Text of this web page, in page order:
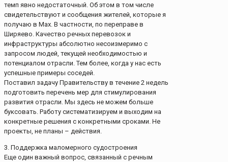
темп явно недостаточный. Об этом в том числе
свидетельствуют и сообщения жителей, которые я
получаю в Max. В частности, по переправе в
Ширяево. Качество речных перевозок и
инфраструктуры абсолютно несоизмеримо с
запросом людей, текущей необходимостью и
потенциалом отрасли. Тем более, когда у нас есть
успешные примеры соседей.
Поставил задачу Правительству в течение 2 недель
подготовить перечень мер для стимулирования
развития отрасли. Мы здесь не можем больше
буксовать. Работу систематизируем и выходим на
конкретные решения с конкретными сроками. Не
проекты, не планы – действия.
3. Поддержка маломерного судостроения
Еще один важный вопрос, связанный с речным